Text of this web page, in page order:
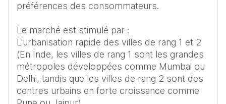
préférences des consommateurs.
Le marché est stimulé par :
L'urbanisation rapide des villes de rang 1 et 2
(En Inde, les villes de rang 1 sont les grandes
métropoles développées comme Mumbai ou
Delhi, tandis que les villes de rang 2 sont des
centres urbains en forte croissance comme